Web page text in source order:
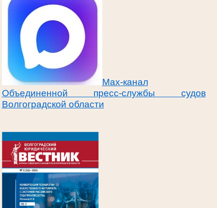
Max-канал
Объединенной пресс-службы судов
Волгоградской области